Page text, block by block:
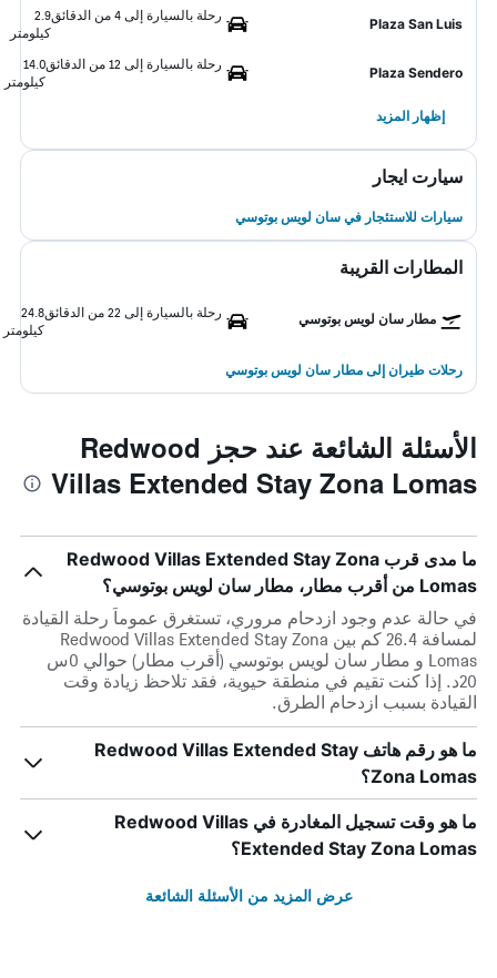
Plaza San Luis
رحلة بالسيارة إلى 4 من الدقائق
2.9
كيلومتر
Plaza Sendero
رحلة بالسيارة إلى 12 من الدقائق
14.0
كيلومتر
إظهار المزيد
سيارت ايجار
سيارات للاستئجار في سان لويس بوتوسي
المطارات القريبة
مطار سان لويس بوتوسي رحلة بالسيارة إلى 22 من الدقائق
24.8
كيلومتر
رحلات طيران إلى مطار سان لويس بوتوسي
الأسئلة الشائعة عند حجز Redwood
Villas Extended Stay Zona Lomas
ما مدى قرب Redwood Villas Extended Stay Zona
Lomas من أقرب مطار، مطار سان لويس بوتوسي؟
في حالة عدم وجود ازدحام مروري، تستغرق عموماً رحلة القيادة
لمسافة 26.4 كم بين Redwood Villas Extended Stay Zona
Lomas و مطار سان لويس بوتوسي (أقرب مطار) حوالي 0س
20د. إذا كنت تقيم في منطقة حيوية، فقد تلاحظ زيادة وقت
القيادة بسبب ازدحام الطرق.
ما هو رقم هاتف Redwood Villas Extended Stay
Zona Lomas؟
ما هو وقت تسجيل المغادرة في Redwood Villas
Extended Stay Zona Lomas؟
عرض المزيد من الأسئلة الشائعة